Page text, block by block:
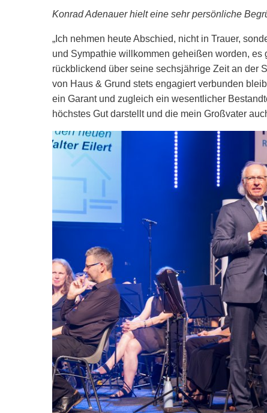
Konrad Adenauer hielt eine sehr persönliche
„Ich nehmen heute Abschied, nicht in Trauer,
und Sympathie willkommen geheißen worden, es
rückblickend über seine sechsjährige Zeit an der
von Haus & Grund stets engagiert verbunden
ein Garant und zugleich ein wesentlicher
höchstes Gut darstellt und die mein Großvater